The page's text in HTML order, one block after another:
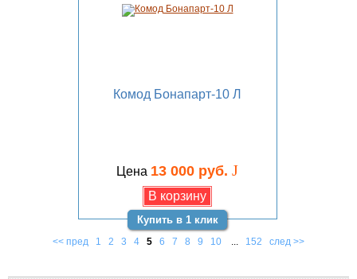
Комод Бонапарт-10 Л
Цена 13 000 руб. J
Купить в 1 клик
<< пред 1 2 3 4 5 6 7 8 9 10 ... 152 след >>